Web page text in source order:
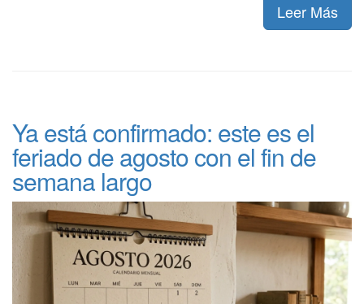
Leer Más
Ya está confirmado: este es el
feriado de agosto con el fin de
semana largo